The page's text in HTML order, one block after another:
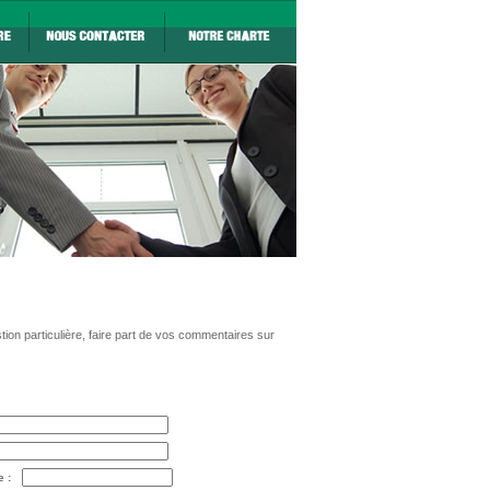
particulière, faire part de vos commentaires sur
: